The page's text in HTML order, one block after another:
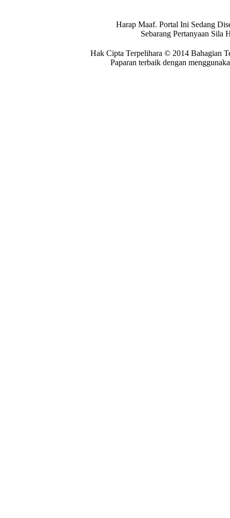
Harap Maaf. Portal Ini Sedang
Sebarang Pertanyaan Sila
Hak Cipta Terpelihara © 2014 Bahagian
Paparan terbaik dengan